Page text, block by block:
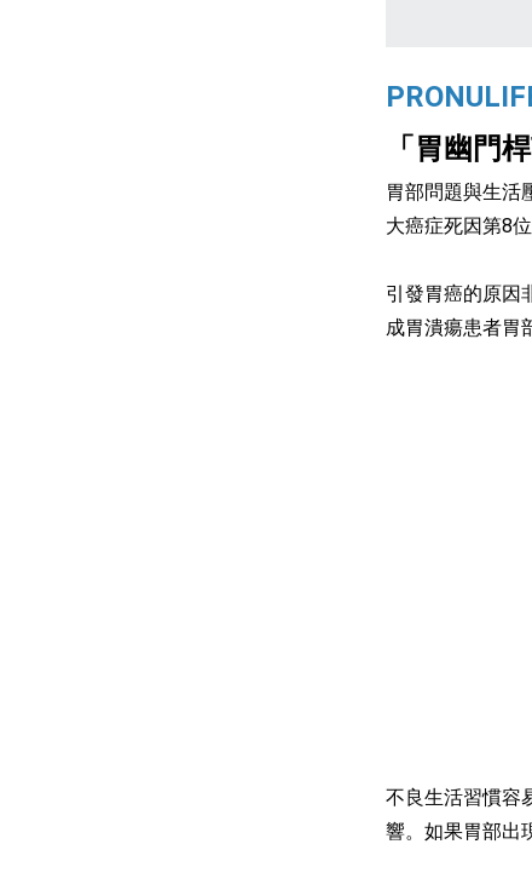
「胃幽門
胃部問題與生活
大癌症死因第8
引發胃癌的原因
成胃潰瘍患者胃
不良生活習慣容
響。如果胃部出